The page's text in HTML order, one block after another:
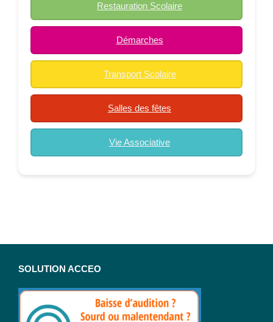
Restauration Scolaire
Démarches
Transport Scolaire
Salles des fêtes
Vie Associative
SOLUTION ACCEO